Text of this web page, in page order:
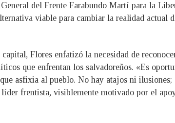
del Frente Farabundo Martí para la
viable para cambiar la realidad actual
Flores enfatizó la necesidad de
que enfrentan los salvadoreños. «Es
asfixia al pueblo. No hay atajos ni ilusiones;
frentista, visiblemente motivado por el